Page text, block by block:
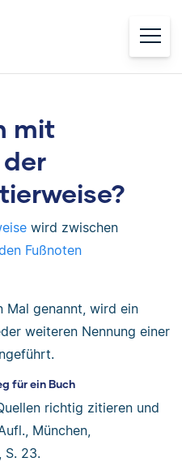
mit
wird zwischen
Fußnoten
Mal genannt, wird ein
weiteren Nennung einer
für ein Buch
richtig zitieren und
München,
S. 23.